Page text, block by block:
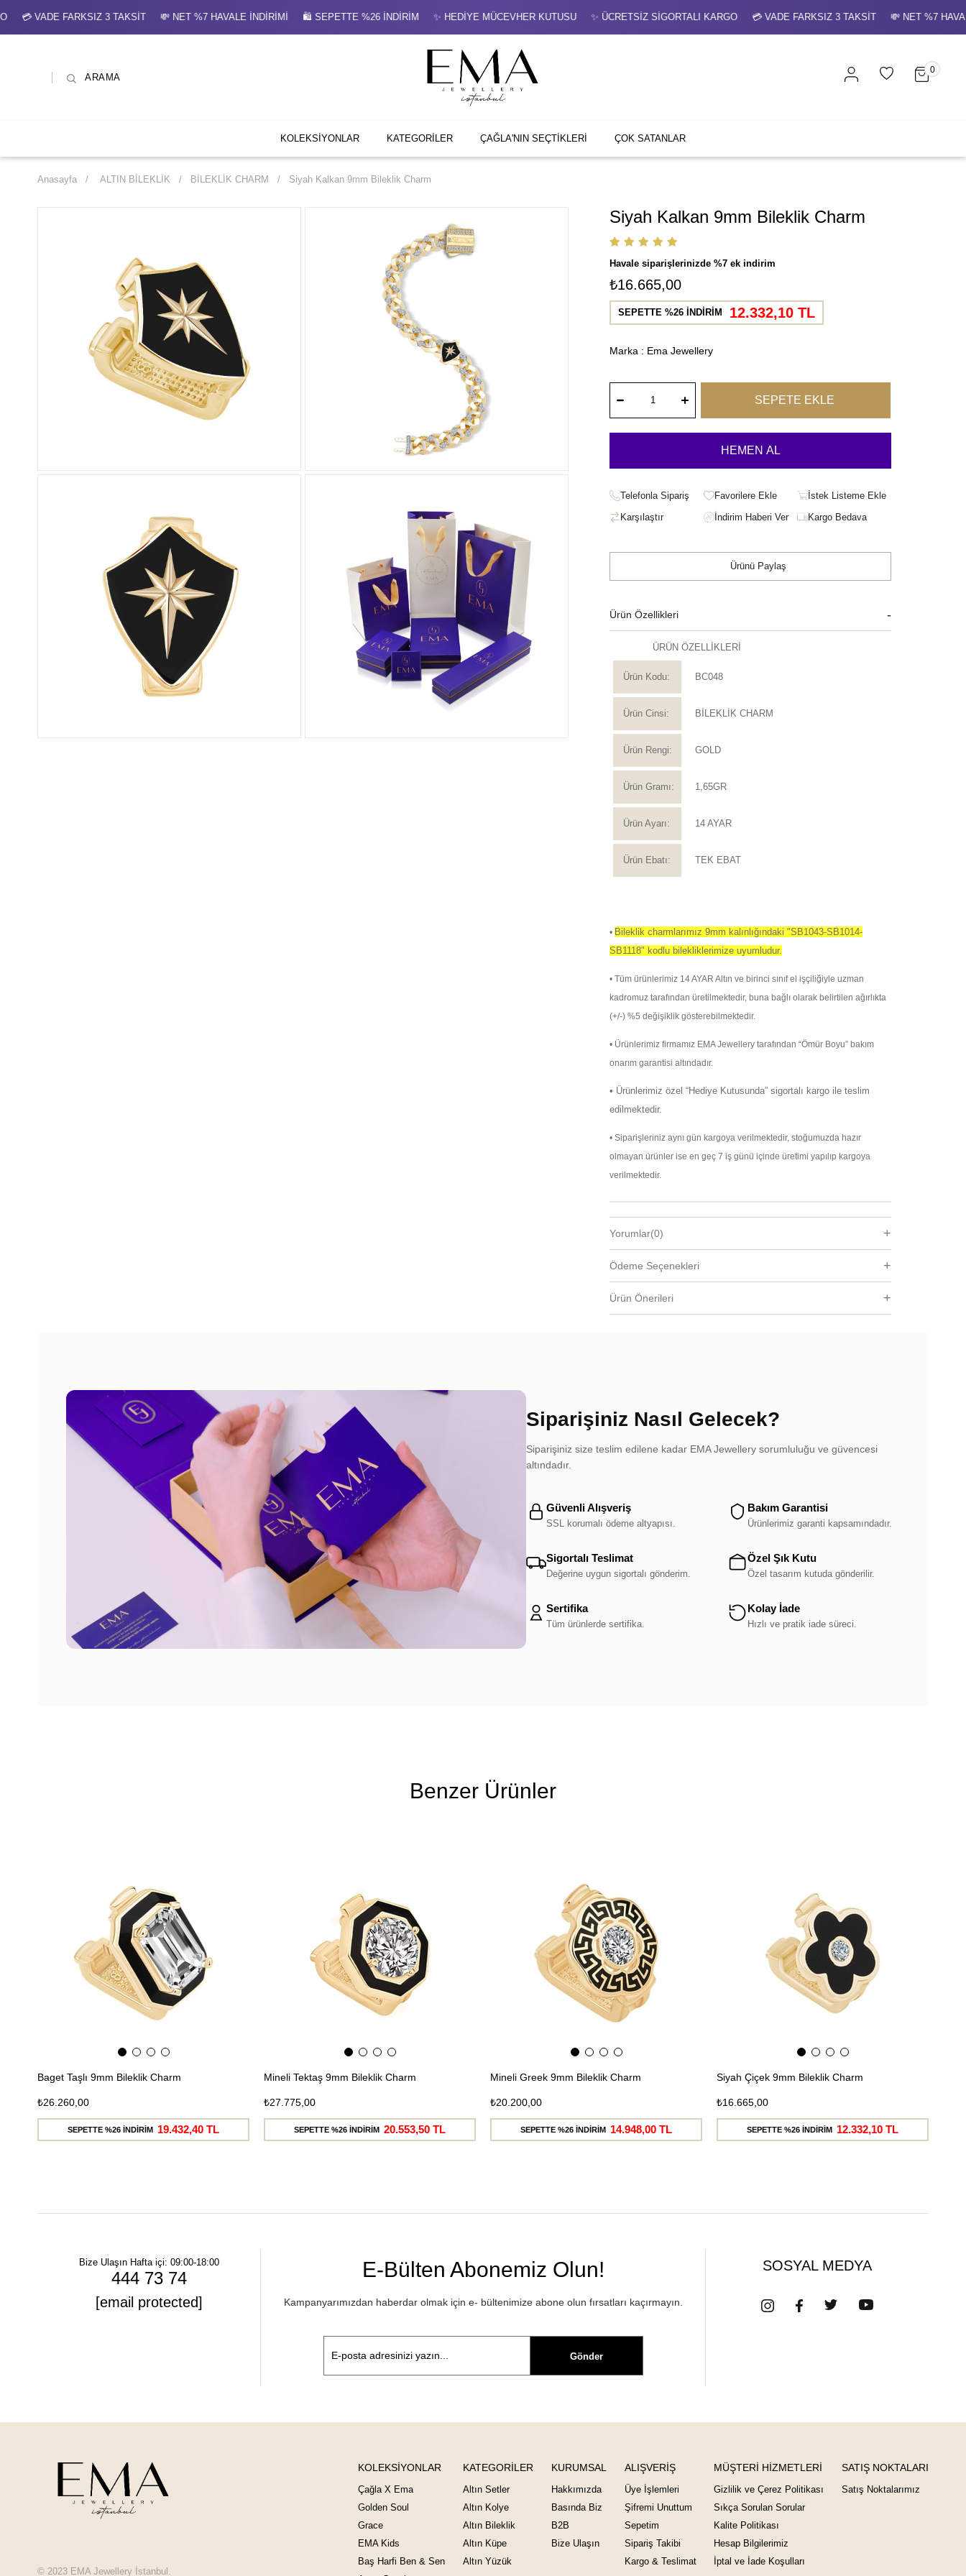
VADE FARKSIZ 3 TAKSİT 💸 NET %7 HAVALE İNDİRİMİ 🛍 SEPETTE %26 İNDİRİM ✨ HEDİYE MÜCEVHER KUTUSU ✨ ÜCRETSİZ SİGORTALI KARGO 💳 VADE FARKSIZ 3 TAKSİT 💸 NET %7
ARAMA
0
KOLEKSİYONLAR KATEGORİLER ÇAĞLA'NIN SEÇTİKLERİ ÇOK SATANLAR
Anasayfa ALTIN BİLEKLİK BİLEKLİK CHARM Siyah Kalkan 9mm Bileklik Charm
Siyah Kalkan 9mm Bileklik Charm
Havale siparişlerinizde %7 ek indirim
₺16.665,00
SEPETTE %26 İNDİRİM 12.332,10 TL
Marka : Ema Jewellery
Telefonla Sipariş Favorilere Ekle
İstek Listeme Ekle
Karşılaştır
Kargo Bedava
Ürünü Paylaş
Ürün Özellikleri
ÜRÜN ÖZELLİKLERİ
Ürün Kodu: BC048
Ürün Cinsi: BİLEKLİK CHARM
Ürün Rengi: GOLD
Ürün Gramı: 1,65GR
Ürün Ayarı: 14 AYAR
Ürün Ebatı: TEK EBAT
• Bileklik charmlarımız 9mm kalınlığındaki "SB1043-SB1014-
SB1118" kodlu bilekliklerimize uyumludur.
• Tüm ürünlerimiz 14 AYAR Altın ve birinci sınıf el işçiliğiyle uzman
kadromuz tarafından üretilmektedir, buna bağlı olarak belirtilen ağırlıkta
(+/-) %5 değişiklik gösterebilmektedir.
• Ürünlerimiz firmamız EMA Jewellery tarafından “Ömür Boyu” bakım
onarım garantisi altındadır.
• Ürünlerimiz özel “Hediye Kutusunda” sigortalı kargo ile teslim
edilmektedir.
• Siparişleriniz aynı gün kargoya verilmektedir, stoğumuzda hazır
olmayan ürünler ise en geç 7 iş günü içinde üretimi yapılıp kargoya
verilmektedir.
Yorumlar(0)
Ödeme Seçenekleri
Ürün Önerileri
Siparişiniz Nasıl Gelecek?
Siparişiniz size teslim edilene kadar EMA Jewellery sorumluluğu ve güvencesi
altındadır.
Güvenli Alışveriş
SSL korumalı ödeme altyapısı.
Bakım Garantisi
Ürünlerimiz garanti kapsamındadır.
Sigortalı Teslimat
Değerine uygun sigortalı gönderim.
Özel Şık Kutu
Özel tasarım kutuda gönderilir.
Sertifika
Tüm ürünlerde sertifika.
Kolay İade
Hızlı ve pratik iade süreci.
Benzer Ürünler
Baget Taşlı 9mm Bileklik Charm
₺26.260,00
SEPETTE %26 İNDİRİM 19.432,40 TL
Mineli Tektaş 9mm Bileklik Charm
₺27.775,00
SEPETTE %26 İNDİRİM 20.553,50 TL
Mineli Greek 9mm Bileklik Charm
₺20.200,00
SEPETTE %26 İNDİRİM 14.948,00 TL
Siyah Çiçek 9mm Bileklik Charm
₺16.665,00
SEPETTE %26 İNDİRİM 12.332,10 TL
Bize Ulaşın
444 73 74
[email protected]
Hafta içi: 09:00-18:00 E-Bülten Abonemiz Olun!
Kampanyarımızdan haberdar olmak için e- bültenimize abone olun fırsatları kaçırmayın.
Gönder
SOSYAL MEDYA
© 2023 EMA Jewellery İstanbul.
KOLEKSİYONLAR
Çağla X Ema
Golden Soul
Grace
EMA Kids
Baş Harfi Ben & Sen
KATEGORİLER
Altın Setler
Altın Kolye
Altın Bileklik
Altın Küpe
Altın Yüzük
KURUMSAL
Hakkımızda
Basında Biz
B2B
Bize Ulaşın
ALIŞVERİŞ
Üye İşlemleri
Şifremi Unuttum
Sepetim
Sipariş Takibi
Kargo & Teslimat
MÜŞTERİ HİZMETLERİ
Gizlilik ve Çerez Politikası
Sıkça Sorulan Sorular
Kalite Politikası
Hesap Bilgilerimiz
İptal ve İade Koşulları
SATIŞ NOKTALARI
Satış Noktalarımız